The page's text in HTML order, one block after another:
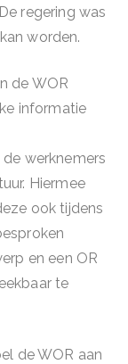
regering was
worden.
de WOR
informatie
werknemers
Hiermee
ook tijdens
en een OR
te
de WOR aan